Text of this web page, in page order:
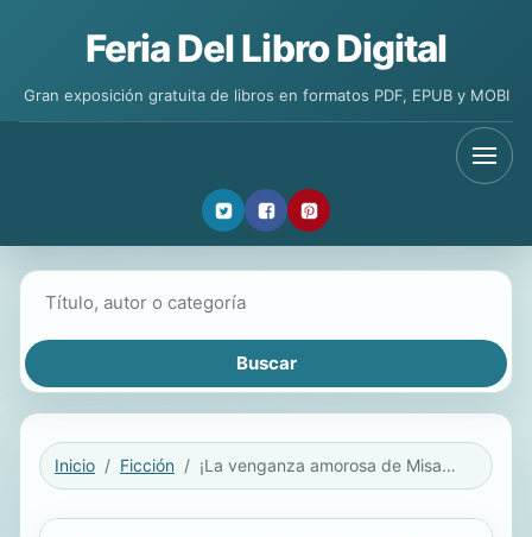
Feria Del Libro Digital
Gran exposición gratuita de libros en formatos PDF, EPUB y MOBI
Inicio Ficción ¡La venganza amorosa de Misaki Tamaura! Volúmen #1 (Partes 1 - 5) (Novela ligera)